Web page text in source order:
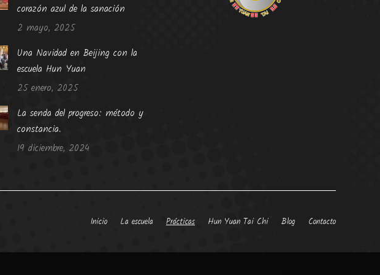
corazón azul de la sanación
2 mayo, 2025
Una Navidad en Beijing con la
escuela Hun Yuan
25 enero, 2025
La senda del progreso: método y
constancia.
19 diciembre, 2024
Inicio La escuela Prácticas Hun Yuan Tai Chi Blog Contacto